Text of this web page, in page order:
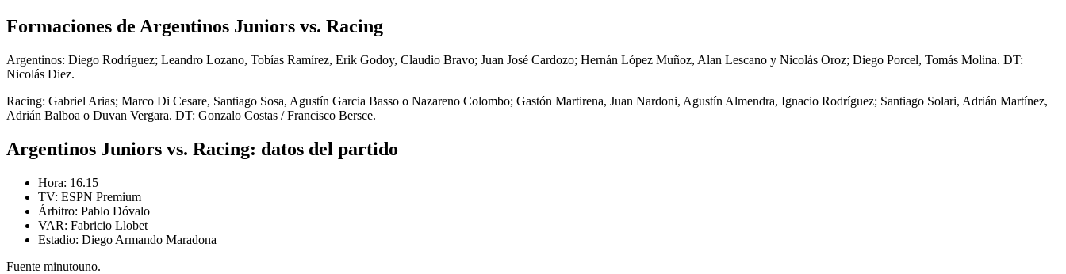
Formaciones de Argentinos Juniors vs. Racing
Argentinos: Diego Rodríguez; Leandro Lozano, Tobías Ramírez, Erik Godoy, Claudio Bravo; Juan José Cardozo; Hernán López Muñoz, Alan Lescano y Nicolás Oroz; Diego Porcel, Tomás Molina. DT:
Nicolás Diez.
Racing: Gabriel Arias; Marco Di Cesare, Santiago Sosa, Agustín Garcia Basso o Nazareno Colombo; Gastón Martirena, Juan Nardoni, Agustín Almendra, Ignacio Rodríguez; Santiago Solari, Adrián Martínez,
Adrián Balboa o Duvan Vergara. DT: Gonzalo Costas / Francisco Bersce.
Argentinos Juniors vs. Racing: datos del partido
Hora: 16.15
TV: ESPN Premium
Árbitro: Pablo Dóvalo
VAR: Fabricio Llobet
Estadio: Diego Armando Maradona
Fuente minutouno.